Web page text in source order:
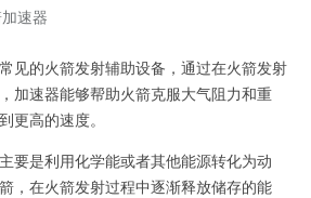
速器
的火箭发射辅助设备，通过在火箭发射
加速器能够帮助火箭克服大气阻力和重
更高的速度。
是利用化学能或者其他能源转化为动
，在火箭发射过程中逐渐释放储存的能